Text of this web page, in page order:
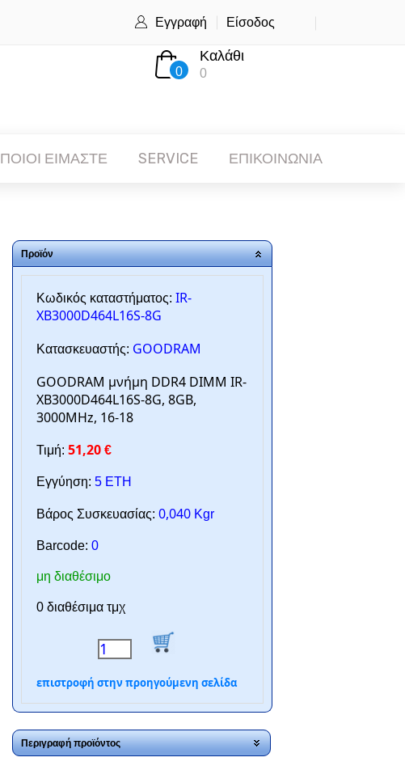
Εγγραφή Είσοδος
0
Καλάθι
0
ΠΟΙΟΙ ΕΙΜΑΣΤΕ SERVICE ΕΠΙΚΟΙΝΩΝΙΑ
Προϊόν
Κωδικός καταστήματος: IR-
XB3000D464L16S-8G
Κατασκευαστής: GOODRAM
GOODRAM μνήμη DDR4 DIMM IR-
XB3000D464L16S-8G, 8GB,
3000MHz, 16-18
Τιμή: 51,20 €
Εγγύηση: 5 ΕΤΗ
Βάρος Συσκευασίας: 0,040 Kgr
Barcode: 0
μη διαθέσιμο
0 διαθέσιμα τμχ
επιστροφή στην προηγούμενη σελίδα
Περιγραφή προϊόντος